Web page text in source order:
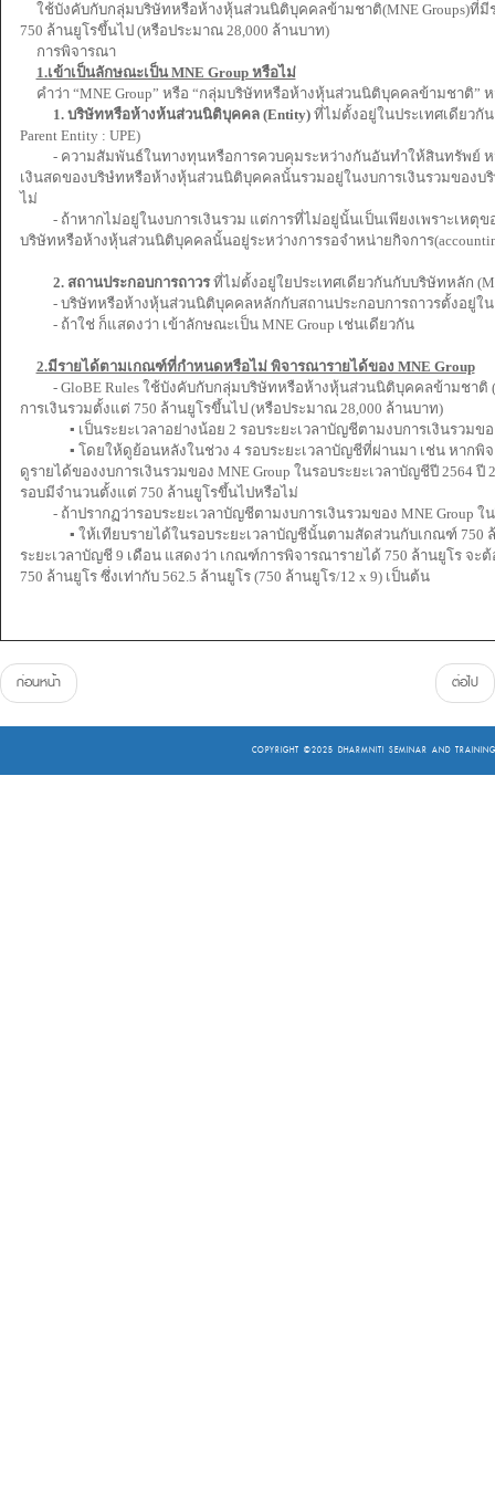
ใช้บังคับกับกลุ่มบริษัทหรือห้างหุ้นส่วนนิติบุคคลข้ามชาติ(MNE Groups)ที่มี
750 ล้านยูโรขึ้นไป (หรือประมาณ 28,000 ล้านบาท)
การพิจารณา
1.เข้าเป็นลักษณะเป็น MNE Group หรือไม่
คำว่า “MNE Group” หรือ “กลุ่มบริษัทหรือห้างหุ้นส่วนนิติบุคคลข้ามชาติ”
1. บริษัทหรือห้างห้นส่วนนิติบุคคล (Entity)ที่ไม่ตั้งอยู่ในประเทศเดียวกั
Parent Entity : UPE)
- ความสัมพันธ์ในทางทุนหรือการควบคุมระหว่างกันอันทำให้สินทรัพย์ ห
เงินสดของบริษํทหรือห้างหุ้นส่วนนิติบุคคลนั้นรวมอยู่ในงบการเงินรวมของบ
ไม่
- ถ้าหากไม่อยู่ในงบการเงินรวม แต่การที่ไม่อยู่นั้นเป็นเพียงเพราะเหตุ
บริษัทหรือห้างหุ้นส่วนนิติบุคคลนั้นอยู่ระหว่างการรอจำหน่ายกิจการ
2. สถานประกอบการถาวรที่ไม่ตั้งอยู่ใยประเทศเดียวกันกับบริษัทหลัก
- บริษัทหรือห้างหุ้นส่วนนิติบุคคลหลักกับสถานประกอบการถาวรตั้งอยู่ใ
- ถ้าใช่ ก็แสดงว่า เข้าลักษณะเป็น MNE Group เช่นเดียวกัน
2.มีรายได้ตามเกณฑ์ที่กำหนดหรือไม่ พิจารณารายได้ของ MNE Group
- GloBE Rules ใช้บังคับกับกลุ่มบริษัทหรือห้างหุ้นส่วนนิติบุคคลข้ามชาติ
การเงินรวมตั้งแต่ 750 ล้านยูโรขึ้นไป (หรือประมาณ 28,000 ล้านบาท)
▪ เป็นระยะเวลาอย่างน้อย 2 รอบระยะเวลาบัญชีตามงบการเงินรวมขอ
▪ โดยให้ดูย้อนหลังในช่วง 4 รอบระยะเวลาบัญชีที่ผ่านมา เช่น หากพิ
ดูรายได้ของงบการเงินรวมของ MNE Group ในรอบระยะเวลาบัญชีปี 2564 ปี
รอบมีจำนวนตั้งแต่ 750 ล้านยูโรขึ้นไปหรือไม่
- ถ้าปรากฏว่ารอบระยะเวลาบัญชีตามงบการเงินรวมของ MNE Group
▪ ให้เทียบรายได้ในรอบระยะเวลาบัญชีนั้นตามสัดส่วนกับเกณฑ์ 750 ล้
ระยะเวลาบัญชี 9 เดือน แสดงว่า เกณฑ์การพิจารณารายได้ 750 ล้านยูโร จะ
750 ล้านยูโร ซึ่งเท่ากับ 562.5 ล้านยูโร (750 ล้านยูโร/12 x 9) เป็นต้น
ก่อนหน้า ต่อไป
COPYRIGHT ©2025 DHARMNITI SEMINAR AND